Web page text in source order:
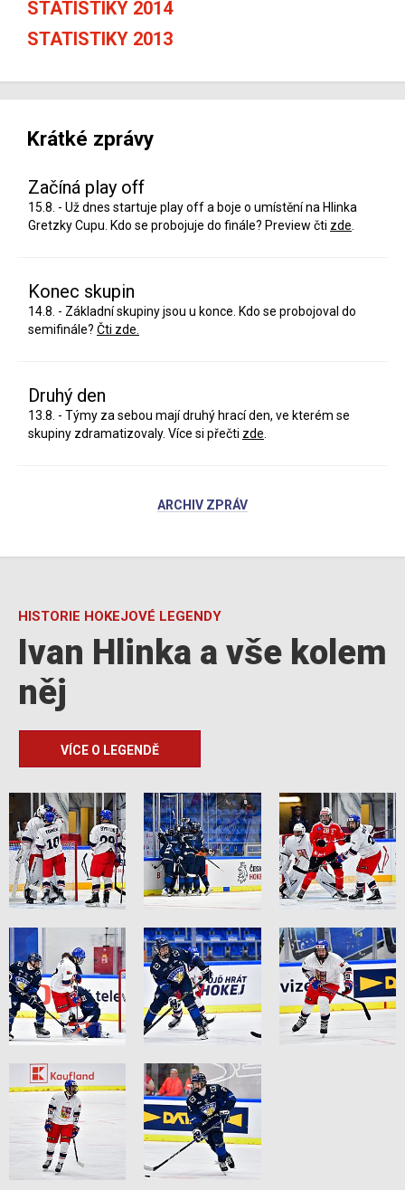
STATISTIKY 2014
STATISTIKY 2013
Krátké zprávy
Začíná play off
15.8. - Už dnes startuje play off a boje o umístění na Hlinka
Gretzky Cupu. Kdo se probojuje do finále? Preview čti zde
Konec skupin
14.8. - Základní skupiny jsou u konce. Kdo se probojoval do
semifinále? Čti zde.
Druhý den
13.8. - Týmy za sebou mají druhý hrací den, ve kterém se
skupiny zdramatizovaly. Více si přečti zde
ARCHIV ZPRÁV
HISTORIE HOKEJOVÉ LEGENDY
Ivan Hlinka a vše kolem
něj
VÍCE O LEGENDĚ